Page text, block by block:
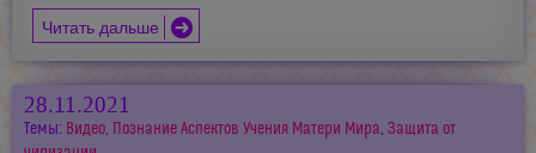
Читать дальше
28.11.2021
Темы: Видео, Познание Аспектов Учения Матери Мира, Защита от